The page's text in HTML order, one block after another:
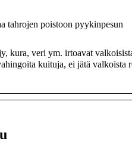
tahrojen poistoon pyykinpesun
kura, veri ym. irtoavat
kuituja, ei jätä valkoista